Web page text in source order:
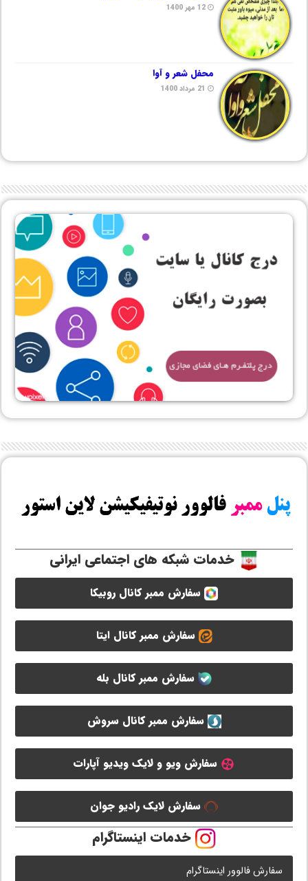
12 مهر 1400
محفل شعر و آوا
21 مرداد 1400
خدمات شبکه های اجتماعی ایرانی
سفارش ممبر کانال روبیکا
سفارش ممبر کانال ایتا
سفارش ممبر کانال بله
سفارش ممبر کانال سروش
سفارش ویو و لایک ویدیو آپارات
سفارش لایک رادیو جوان
خدمات اینستاگرام
سفارش فالوور اینستاگرام